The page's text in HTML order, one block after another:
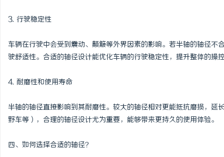
3. 行驶稳定性
车辆在行驶中会受到震动、颠簸等外界因素的影响。若半轴的轴径
驶舒适性。合适的轴径设计能优化车辆的行驶稳定性，提升整体的操
4. 耐磨性和使用寿命
半轴的轴径直接影响到其耐磨性。较大的轴径相对更能抵抗磨损，
野车等），合理的轴径设计尤为重要，能够带来更持久的使用体验。
四、如何选择合适的轴径？